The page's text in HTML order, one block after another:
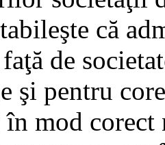
că
de
şi pentru
mod corect